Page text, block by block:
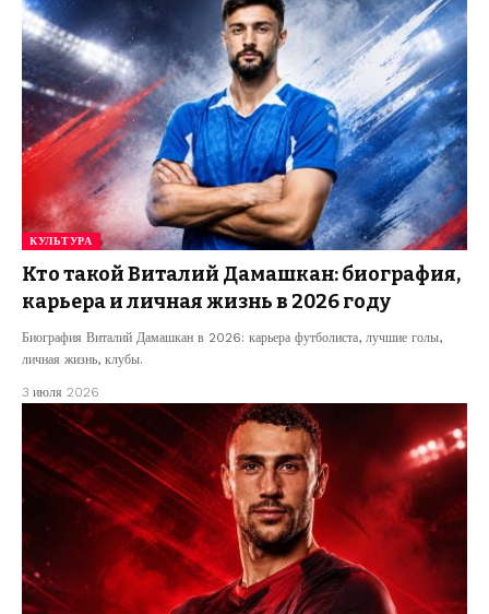
КУЛЬТУРА
Кто такой Виталий Дамашкан: биография,
карьера и личная жизнь в 2026 году
Биография Виталий Дамашкан в 2026: карьера футболиста, лучшие голы,
личная жизнь, клубы.
3 июля 2026